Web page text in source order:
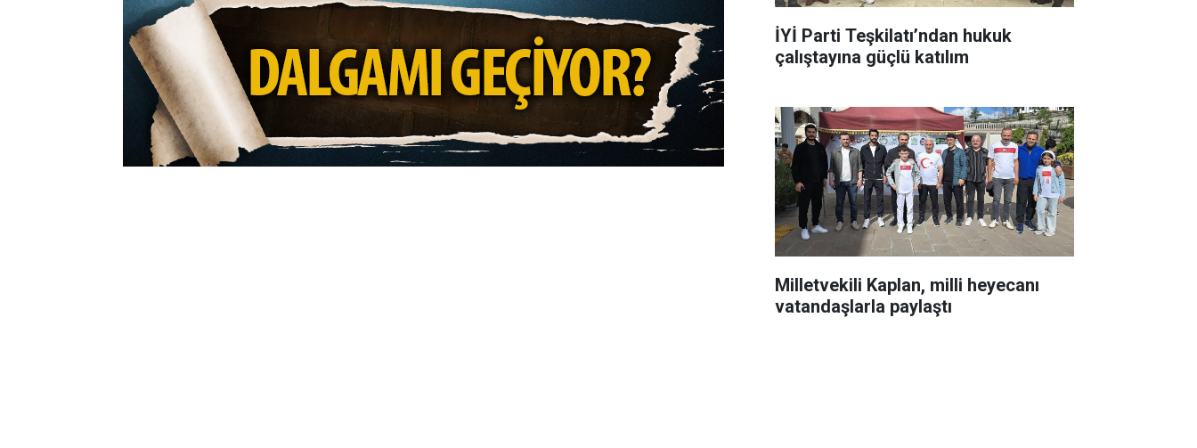
İYİ Parti Teşkilatı’ndan hukuk
çalıştayına güçlü katılım
Milletvekili Kaplan, milli heyecanı
vatandaşlarla paylaştı